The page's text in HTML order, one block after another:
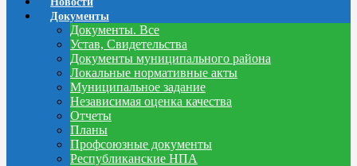
Документы
Документы. Все
Устав, Свидетельства
Документы муниципального района
Локальные нормативные акты
Муниципальное задание
Независимая оценка качества
Отчеты
Планы
Профсоюзные документы
Республиканские НПА